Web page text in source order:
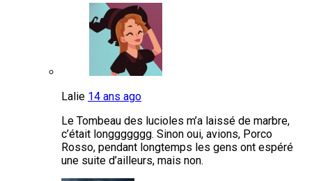
Lalie 14 ans ago
Le Tombeau des lucioles m’a laissé de marbre,
c’était longgggggg. Sinon oui, avions, Porco
Rosso, pendant longtemps les gens ont espéré
une suite d’ailleurs, mais non.